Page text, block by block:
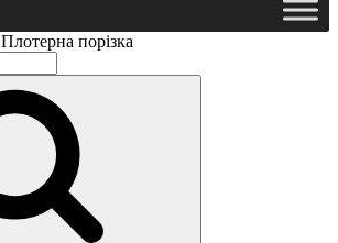
Плотерна порізка